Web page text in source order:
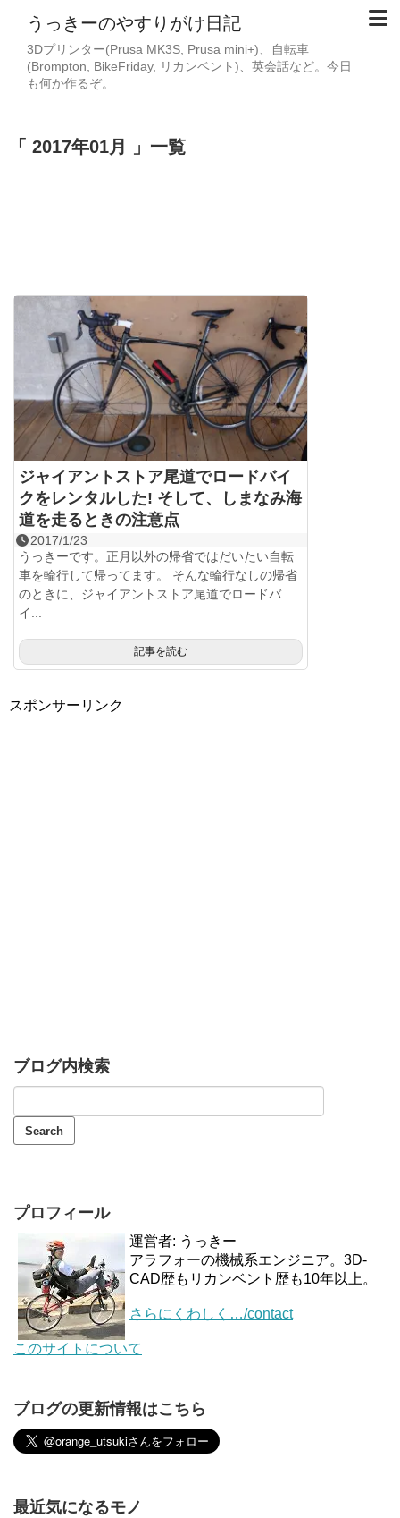
うっきーのやすりがけ日記
3Dプリンター(Prusa MK3S, Prusa mini+)、自転車
(Brompton, BikeFriday, リカンベント)、英会話など。今日
も何か作るぞ。
2017年01月 一覧
ジャイアントストア尾道でロードバイ
クをレンタルした! そして、しまなみ海
道を走るときの注意点
2017/1/23
うっきーです。正月以外の帰省ではだいたい自転
車を輪行して帰ってます。 そんな輪行なしの帰省
のときに、ジャイアントストア尾道でロードバ
イ...
記事を読む
スポンサーリンク
ブログ内検索
プロフィール
運営者: うっきー
アラフォーの機械系エンジニア。3D-
CAD歴もリカンベント歴も10年以上。
さらにくわしく…/contact
このサイトについて
ブログの更新情報はこちら
最近気になるモノ